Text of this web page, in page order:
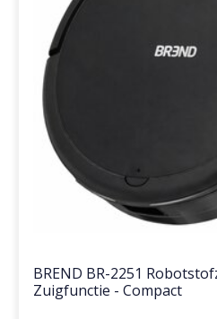
BREND BR-2251
Zuigfunctie - Compact